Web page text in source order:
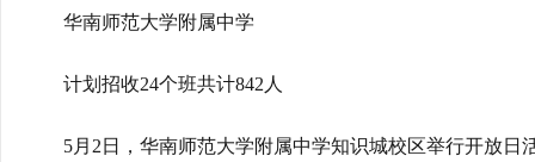
华南师范大学附属中学
计划招收24个班共计842人
5月2日，华南师范大学附属中学知识城校区举行开放